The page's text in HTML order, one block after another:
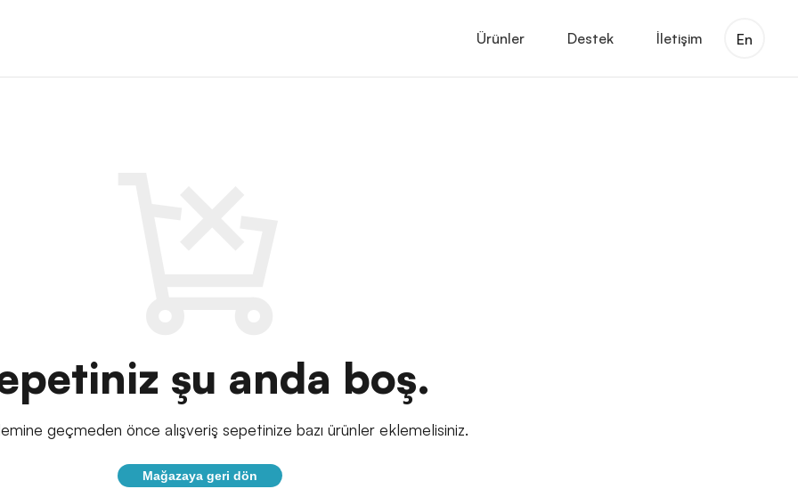
Ürünler Destek İletişim En
şu anda boş.
geçmeden önce alışveriş sepetinize bazı ürünler eklemelisiniz.
Mağazaya geri dön